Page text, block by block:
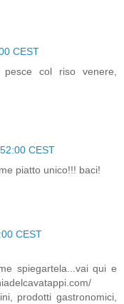
CEST
pesce col riso venere,
CEST
piatto unico!!! baci!
CEST
spiegartela...vai qui e
prodotti gastronomici,